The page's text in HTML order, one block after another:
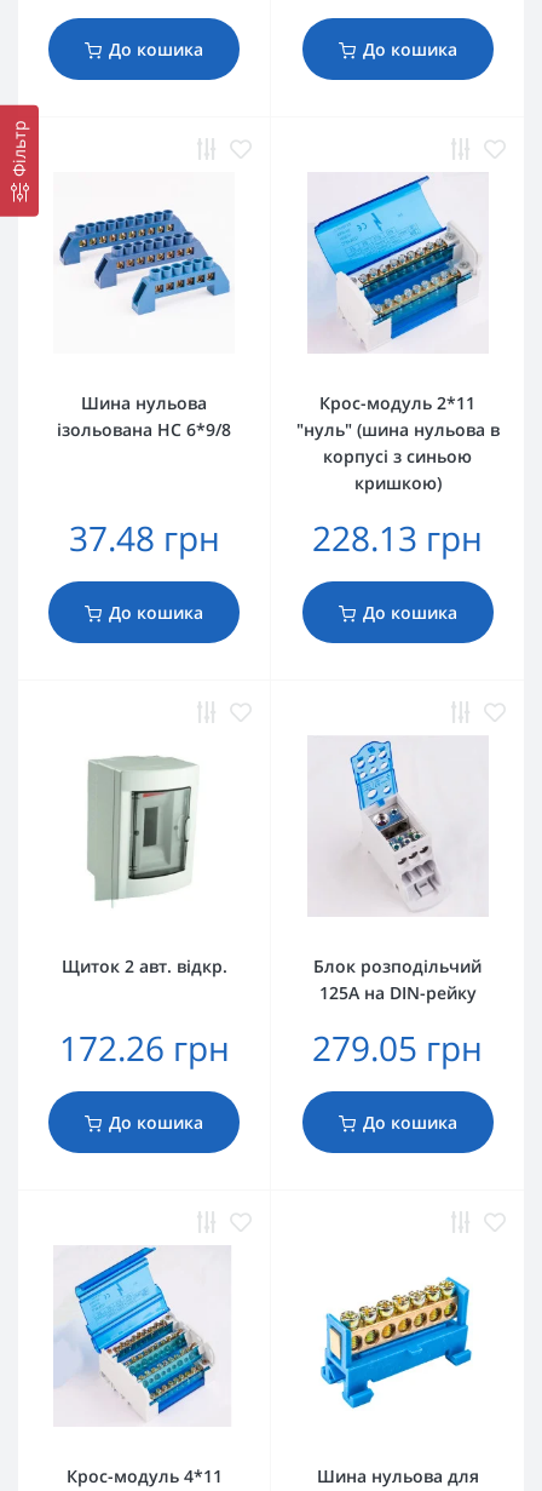
Фільтр
До кошика До кошика
Шина нульова
ізольована HC 6*9/8
37.48 грн
До кошика
Крос-модуль 2*11
"нуль" (шина нульова в
корпусі з синьою
кришкою)
228.13 грн
До кошика
Щиток 2 авт. відкр.
172.26 грн
До кошика
Блок розподільчий
125А на DIN-рейку
279.05 грн
До кошика
Крос-модуль 4*11
Шина нульова для